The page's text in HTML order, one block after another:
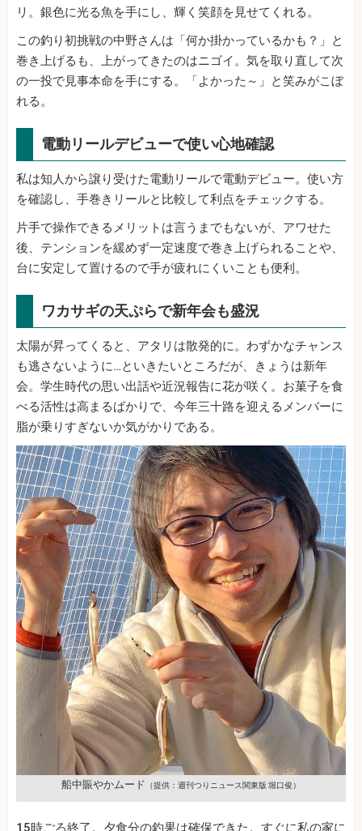
リ。銀色に光る魚を手にし、輝く笑顔を見せてくれる。
この釣り初挑戦の中野さんは「何か掛かっているかも？」と
巻き上げるも、上がってきたのはニゴイ。気を取り直して次
の一投で見事本命を手にする。「よかった～」と笑みがこぼ
れる。
電動リールデビューで使い心地確認
私は知人から譲り受けた電動リールで電動デビュー。使い方
を確認し、手巻きリールと比較して利点をチェックする。
片手で操作できるメリットは言うまでもないが、アワせた
後、テンションを緩めず一定速度で巻き上げられることや、
台に安定して置けるので手が疲れにくいことも便利。
ワカサギの天ぷらで新年会も盛況
太陽が昇ってくると、アタリは散発的に。わずかなチャンス
も逃さないように…といきたいところだが、きょうは新年
会。学生時代の思い出話や近況報告に花が咲く。お菓子を食
べる活性は高まるばかりで、今年三十路を迎えるメンバーに
脂が乗りすぎないか気がかりである。
船中賑やかムード （提供：週刊つりニュース関東版 堀口俊）
15時ごろ終了。夕食分の釣果は確保できた。すぐに私の家に